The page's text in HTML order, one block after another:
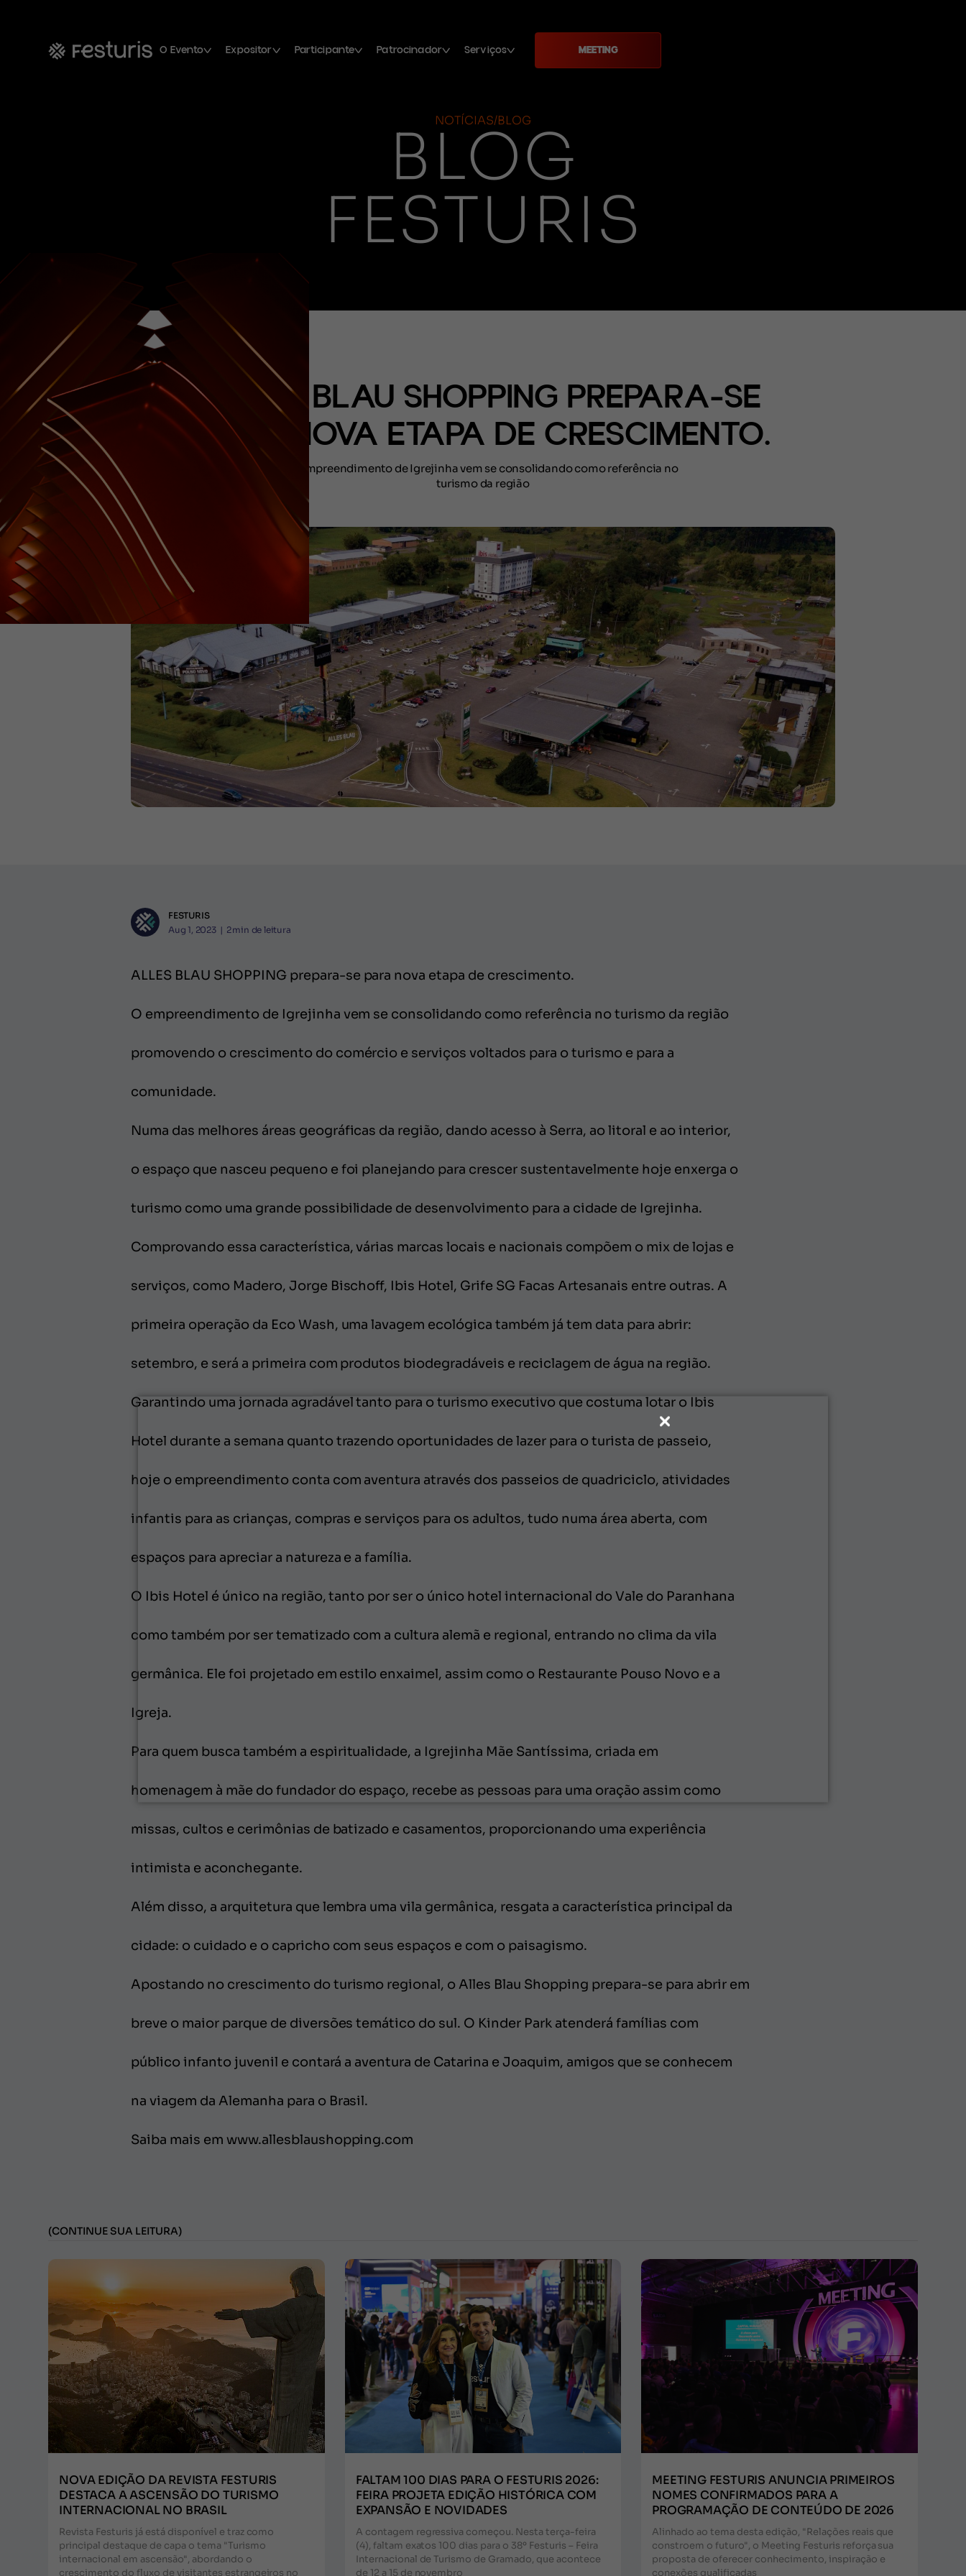
O Evento Expositor Participante Patrocinador Serviços MEETING
NOTÍCIAS/BLOG
BLOG
FESTURIS
ALLES BLAU SHOPPING PREPARA-SE
PARA NOVA ETAPA DE CRESCIMENTO.
O empreendimento de Igrejinha vem se consolidando como referência no
turismo da região
FESTURIS
Aug 1, 2023 | 2min de leitura
ALLES BLAU SHOPPING prepara-se para nova etapa de crescimento.
O empreendimento de Igrejinha vem se consolidando como referência no turismo da região
promovendo o crescimento do comércio e serviços voltados para o turismo e para a
comunidade.
Numa das melhores áreas geográficas da região, dando acesso à Serra, ao litoral e ao interior,
o espaço que nasceu pequeno e foi planejando para crescer sustentavelmente hoje enxerga o
turismo como uma grande possibilidade de desenvolvimento para a cidade de Igrejinha.
Comprovando essa característica, várias marcas locais e nacionais compõem o mix de lojas e
serviços, como Madero, Jorge Bischoff, Ibis Hotel, Grife SG Facas Artesanais entre outras. A
primeira operação da Eco Wash, uma lavagem ecológica também já tem data para abrir:
setembro, e será a primeira com produtos biodegradáveis e reciclagem de água na região.
Garantindo uma jornada agradável tanto para o turismo executivo que costuma lotar o Ibis
Hotel durante a semana quanto trazendo oportunidades de lazer para o turista de passeio,
hoje o empreendimento conta com aventura através dos passeios de quadriciclo, atividades
infantis para as crianças, compras e serviços para os adultos, tudo numa área aberta, com
espaços para apreciar a natureza e a família.
O Ibis Hotel é único na região, tanto por ser o único hotel internacional do Vale do Paranhana
como também por ser tematizado com a cultura alemã e regional, entrando no clima da vila
germânica. Ele foi projetado em estilo enxaimel, assim como o Restaurante Pouso Novo e a
Igreja.
Para quem busca também a espiritualidade, a Igrejinha Mãe Santíssima, criada em
homenagem à mãe do fundador do espaço, recebe as pessoas para uma oração assim como
missas, cultos e cerimônias de batizado e casamentos, proporcionando uma experiência
intimista e aconchegante.
Além disso, a arquitetura que lembra uma vila germânica, resgata a característica principal da
cidade: o cuidado e o capricho com seus espaços e com o paisagismo.
Apostando no crescimento do turismo regional, o Alles Blau Shopping prepara-se para abrir em
breve o maior parque de diversões temático do sul. O Kinder Park atenderá famílias com
público infanto juvenil e contará a aventura de Catarina e Joaquim, amigos que se conhecem
na viagem da Alemanha para o Brasil.
Saiba mais em www.allesblaushopping.com
(CONTINUE SUA LEITURA)
NOVA EDIÇÃO DA REVISTA FESTURIS
DESTACA A ASCENSÃO DO TURISMO
INTERNACIONAL NO BRASIL
Revista Festuris já está disponível e traz como
principal destaque de capa o tema "Turismo
internacional em ascensão", abordando o
crescimento do fluxo de visitantes estrangeiros no
FALTAM 100 DIAS PARA O FESTURIS 2026:
FEIRA PROJETA EDIÇÃO HISTÓRICA COM
EXPANSÃO E NOVIDADES
A contagem regressiva começou. Nesta terça-feira
(4), faltam exatos 100 dias para o 38º Festuris – Feira
Internacional de Turismo de Gramado, que acontece
de 12 a 15 de novembro
MEETING FESTURIS ANUNCIA PRIMEIROS
NOMES CONFIRMADOS PARA A
PROGRAMAÇÃO DE CONTEÚDO DE 2026
Alinhado ao tema desta edição, "Relações reais que
constroem o futuro", o Meeting Festuris reforça sua
proposta de oferecer conhecimento, inspiração e
conexões qualificadas